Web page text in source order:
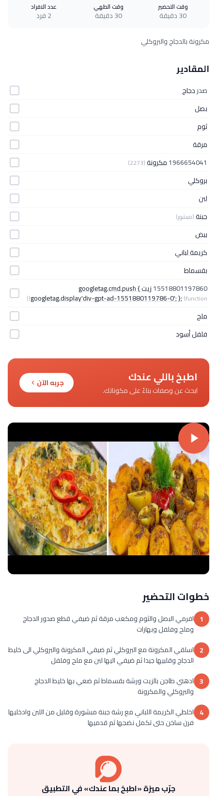
وقت التحضير
30 دقيقة
وقت الطهي
30 دقيقة
عدد الافراد
2 فرد
مكرونة بالدجاج والبروكلي
المقادير
صدردجاج
بصل
ثوم
مرقة
1966654041مكرونة(2273)
بروكلي
لبن
جبنة(مبشور)
بيض
كريمة لباني
بقسماط
15518801197860
زيت googletag.cmd.push {
googletag.display'div-gpt-ad-1551880119786-0'; }; (function()
ملح
فلفل أسود
اطبخ باللي عندك
ابحث عن وصفات بناءً على مكوناتك.
جربه الآن
خطوات التحضير
1 افرمي البصل والثوم ومكعب مرقة ثم ضيفي قطع صدور الدجاج
وملح وفلفل وبهارات
2 اسلقي المكرونة مع البروكلي ثم ضيفي المكرونة والبروكلي الى خليط
الدجاج وقلبيها جيدا ثم ضيفي اليها لبن مع ملح وفلفل
3 ادهني طاجن بالزيت ورشة بقسماط ثم ضعي بها خليط الدجاج
والبروكلي والمكرونة
4 اخلطي الكريمة اللباني مع رشة جبنة مبشورة وقليل من اللبن وادخليها
فرن ساخن حتى تكمل نضجها ثم قدميها
جرّب ميزة «اطبخ بما عندك» في التطبيق